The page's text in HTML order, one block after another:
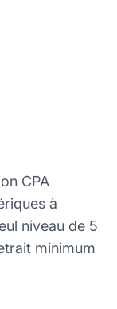
CPA
à
niveau de 5
minimum